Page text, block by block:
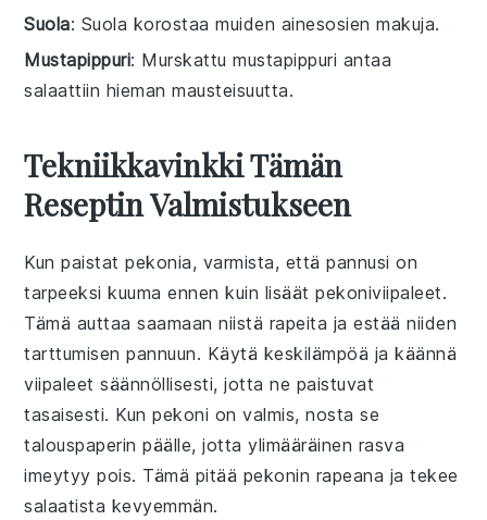
Suola: Suola korostaa muiden ainesosien makuja.
Mustapippuri: Murskattu mustapippuri antaa
salaattiin hieman mausteisuutta.
Tekniikkavinkki Tämän
Reseptin Valmistukseen
Kun paistatpekonia, varmista, että pannusi on
tarpeeksi kuuma ennen kuin lisäätpekoniviipaleet.
Tämä auttaa saamaan niistä rapeita ja estää niiden
tarttumisen pannuun. Käytä keskilämpöä ja käännä
viipaleet säännöllisesti, jotta ne paistuvat
tasaisesti. Kunpekoni on valmis, nosta se
talouspaperin päälle, jotta ylimääräinen rasva
imeytyy pois. Tämä pitää pekonin rapeana ja tekee
salaatista kevyemmän.